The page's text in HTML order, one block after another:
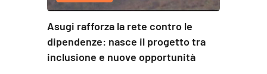
Asugi rafforza la rete contro le
dipendenze: nasce il progetto tra
inclusione e nuove opportunità